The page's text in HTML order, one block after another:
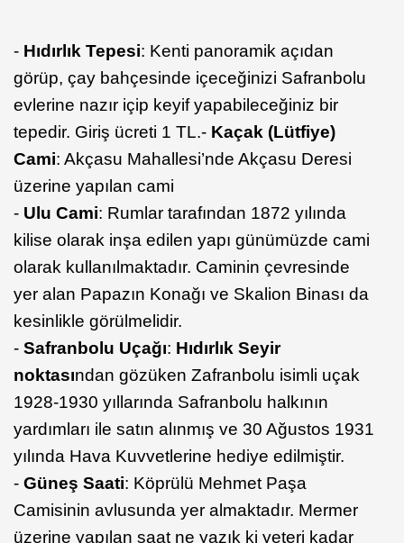
- Hıdırlık Tepesi: Kenti panoramik açıdan
görüp, çay bahçesinde içeceğinizi Safranbolu
evlerine nazır içip keyif yapabileceğiniz bir
tepedir. Giriş ücreti 1 TL.- Kaçak (Lütfiye)
Cami: Akçasu Mahallesi’nde Akçasu Deresi
üzerine yapılan cami
- Ulu Cami: Rumlar tarafından 1872 yılında
kilise olarak inşa edilen yapı günümüzde cami
olarak kullanılmaktadır. Caminin çevresinde
yer alan Papazın Konağı ve Skalion Binası da
kesinlikle görülmelidir.
- Safranbolu Uçağı: Hıdırlık Seyir
noktasından gözüken Zafranbolu isimli uçak
1928-1930 yıllarında Safranbolu halkının
yardımları ile satın alınmış ve 30 Ağustos 1931
yılında Hava Kuvvetlerine hediye edilmiştir.
- Güneş Saati: Köprülü Mehmet Paşa
Camisinin avlusunda yer almaktadır. Mermer
üzerine yapılan saat ne yazık ki yeteri kadar